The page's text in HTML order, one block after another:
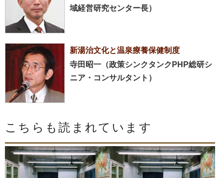
域経営研究センター長）
新湯治文化と温泉療養保健制度
寺田昭一（政策シンクタンクPHP総研シ
ニア・コンサルタント）
こちらも読まれています